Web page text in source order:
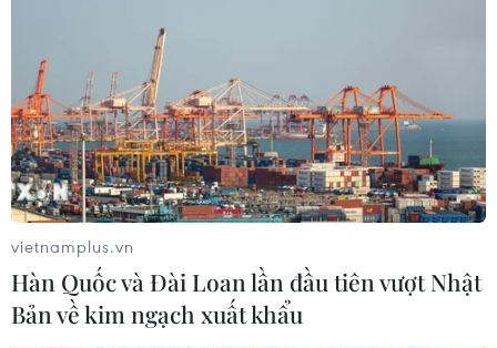
#Phan Rang-Tháp Chàm
#Ủy ban Nhân dân tỉnh Ninh Thuận
#Ổ dịch mới
#Khu phong tỏa
Khánh Hòa Ninh Thuận
Theo dõi VietnamPlus
vietnamplus.vn
Hàn Quốc và Đài Loan lần đầu tiên vượt Nhật
Bản về kim ngạch xuất khẩu